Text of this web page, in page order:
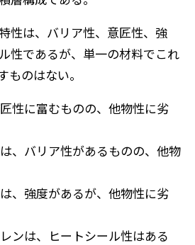
性は、バリア性、意匠性、強
性であるが、単一の材料でこれ
ものはない。
性に富むものの、他物性に劣
、バリア性があるものの、他物
、強度があるが、他物性に劣
ンは、ヒートシール性はある